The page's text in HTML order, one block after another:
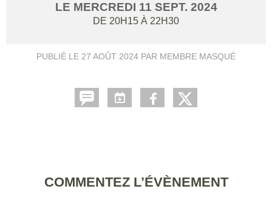
LE MERCREDI 11 SEPT. 2024
DE 20H15 À 22H30
PUBLIÉ LE 27 AOÛT 2024 PAR MEMBRE MASQUÉ
COMMENTEZ L’ÉVÈNEMENT